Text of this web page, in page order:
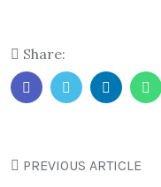
Share:
PREVIOUS ARTICLE